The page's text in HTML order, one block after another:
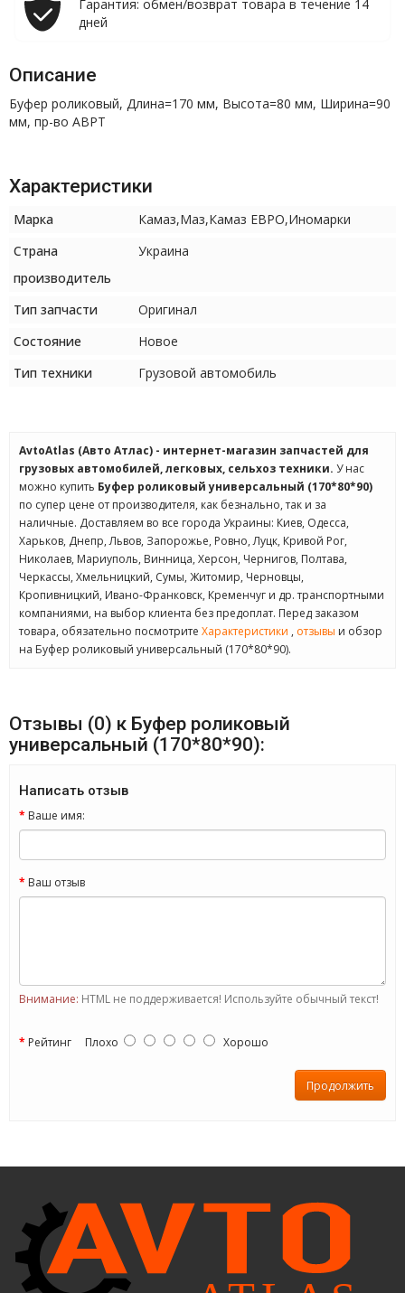
Гарантия: обмен/возврат товара в течение 14
дней
Описание
Буфер роликовый, Длина=170 мм, Высота=80 мм, Ширина=90
мм, пр-во АВРТ
Характеристики
Марка
Камаз,Маз,Камаз ЕВРО,Иномарки
Страна
производитель
Украина
Тип запчасти
Оригинал
Состояние
Новое
Тип техники
Грузовой автомобиль
AvtoAtlas (Авто Атлас) - интернет-магазин запчастей для
грузовых автомобилей, легковых, сельхоз техники. У нас
можно купить Буфер роликовый универсальный (170*80*90)
по супер цене от производителя, как безнально, так и за
наличные. Доставляем во все города Украины: Киев, Одесса,
Харьков, Днепр, Львов, Запорожье, Ровно, Луцк, Кривой Рог,
Николаев, Мариуполь, Винница, Херсон, Чернигов, Полтава,
Черкассы, Хмельницкий, Сумы, Житомир, Черновцы,
Кропивницкий, Ивано-Франковск, Кременчуг и др. транспортными
компаниями, на выбор клиента без предоплат. Перед заказом
товара, обязательно посмотрите Характеристики , отзывы и обзор
на Буфер роликовый универсальный (170*80*90).
Отзывы (0) к Буфер роликовый
универсальный (170*80*90):
Написать отзыв
Ваше имя:
Ваш отзыв
Внимание: HTML не поддерживается! Используйте обычный текст!
Рейтинг Плохо Хорошо
Продолжить